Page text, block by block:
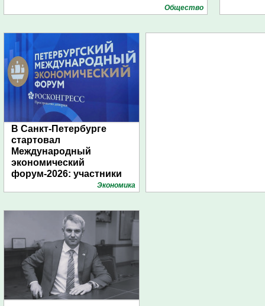
Общество
В Санкт-Петербурге
стартовал
Международный
экономический
форум-2026: участники
подготовили креативные
Экономика